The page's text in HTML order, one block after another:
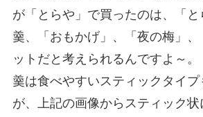
が「とらや」で買ったのは、「
羹、「おもかげ」、「夜の梅」
ットだと考えられるんですよ～
羹は食べやすいスティックタイ
が、上記の画像からスティック